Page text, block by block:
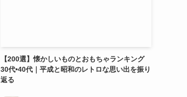
【200選】懐かしいものとおもちゃランキング
30代•40代｜平成と昭和のレトロな思い出を振り
返る